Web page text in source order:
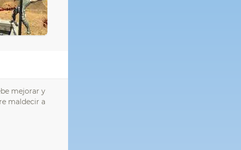
mejorar y
maldecir a